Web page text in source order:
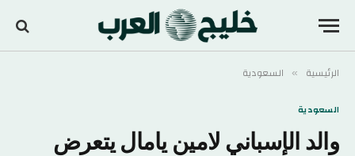
الرئيسية » السعودية
السعودية
والد الإسباني لامين يامال يتعرض